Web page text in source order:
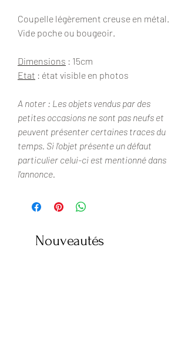
Coupelle légèrement creuse en métal.
Vide poche ou bougeoir.
Dimensions : 15cm
Etat : état visible en photos
A noter : Les objets vendus par des
petites occasions ne sont pas neufs et
peuvent présenter certaines traces du
temps. Si l'objet présente un défaut
particulier celui-ci est mentionné dans
l'annonce.
Nouveautés